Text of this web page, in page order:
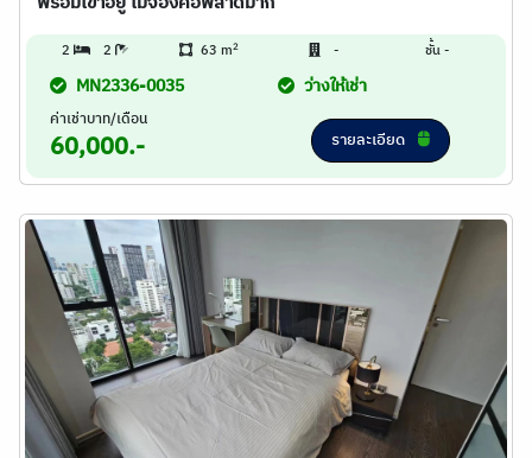
2 2 63 m2 - ชั้น -
MN2336-0035 ว่างให้เช่า
ค่าเช่าบาท/เดือน
60,000.- รายละเอียด